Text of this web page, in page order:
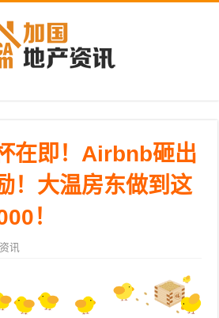
在即！Airbnb砸出
！大温房东做到这
！
讯